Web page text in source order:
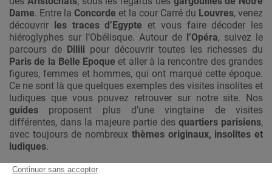
Dame. Entre la Concorde et la cour Carré du Louvres, venez
découvrir les traces d’Egypte et vous faire décoder les
hiéroglyphes sur l’Obélisque. Autour de l’Opéra, suivez le
parcours de Dilili pour découvrir toutes les richesses du
Paris de la Belle Epoque et aller à la rencontre des grandes
figures, femmes et hommes, qui ont marqué cette époque.
Ce ne sont là que quelques exemples des visites insolites et
ludiques que vous pouvez retrouver sur notre site. Nos
guides proposent plus d’une vingtaine de visites
différentes, dans la majeure partie des quartiers parisiens,
avec toujours de nombreux thèmes originaux, insolites et
ludiques.